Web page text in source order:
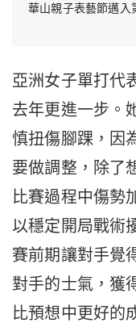
華山親子表藝節邁入
亞洲女子單打代
去年更進一步。
慎扭傷腳踝，因
要做調整，除了
比賽過程中傷勢
以穩定開局戰術
賽前期讓對手覺
對手的士氣，獲
比預想中更好的